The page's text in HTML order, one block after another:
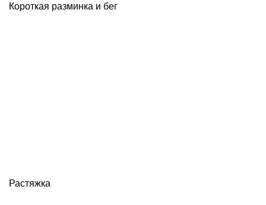
Короткая разминка и бег
Растяжка